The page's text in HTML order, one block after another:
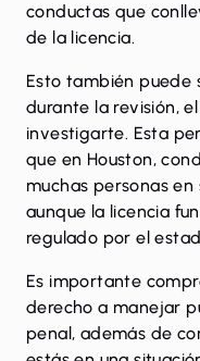
conductas que
de la licencia.
Esto también puede
durante la revisión,
investigarte. Esta
que en Houston,
muchas personas
aunque la licencia
regulado por el
Es importante
derecho a manejar
penal, además de